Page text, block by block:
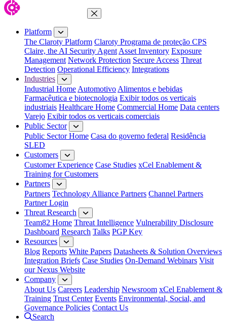
Close Menu
Platform
The Claroty Platform Claroty Programa de proteção CPS
Claire, the AI Security Agent Asset Inventory Exposure
Management Network Protection Secure Access Threat
Detection Operational Efficiency Integrations
Industries
Industrial Home Automotivo Alimentos e bebidas
Farmacêutica e biotecnologia Exibir todos os verticais
industriais Healthcare Home Commercial Home Data centers
Varejo Exibir todos os verticais comerciais
Public Sector
Public Sector Home Casa do governo federal Residência
SLED
Customers
Customer Experience Case Studies xCel Enablement &
Training for Customers
Partners
Partners Technology Alliance Partners Channel Partners
Partner Login
Threat Research
Team82 Home Threat Intelligence Vulnerability Disclosure
Dashboard Research Talks PGP Key
Resources
Blog Reports White Papers Datasheets & Solution Overviews
Integration Briefs Case Studies On-Demand Webinars Visit
our Nexus Website
Company
About Us Careers Leadership Newsroom xCel Enablement &
Training Trust Center Events Environmental, Social, and
Governance Policies Contact Us
Search